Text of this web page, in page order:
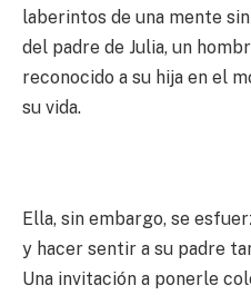
laberintos de una mente
del padre de Julia, un
reconocido a su hija en el
su vida.
Ella, sin embargo, se
y hacer sentir a su padre
Una invitación a ponerle